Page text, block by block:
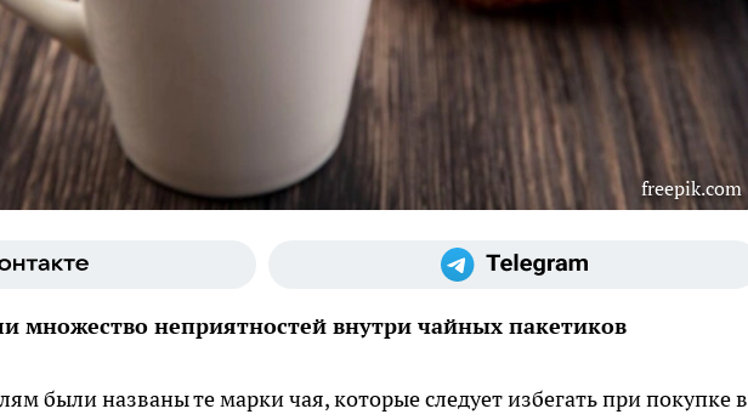
freepik.com
множество неприятностей внутри чайных пакетиков
были названы те марки чая, которые следует избегать при покупке в